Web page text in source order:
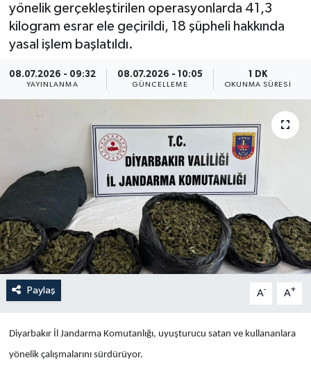
yönelik gerçekleştirilen operasyonlarda 41,3
kilogram esrar ele geçirildi, 18 şüpheli hakkında
yasal işlem başlatıldı.
08.07.2026 - 09:32
YAYINLANMA
08.07.2026 - 10:05
GÜNCELLEME
1 DK
OKUNMA SÜRESI
Paylaş A- A+
Diyarbakır İl Jandarma Komutanlığı, uyuşturucu satan ve kullananlara
yönelik çalışmalarını sürdürüyor.
Sağlık
Bi̇li̇m & Teknoloji̇
Dünya
Eği̇ti̇m
Son Dakika Haberleri